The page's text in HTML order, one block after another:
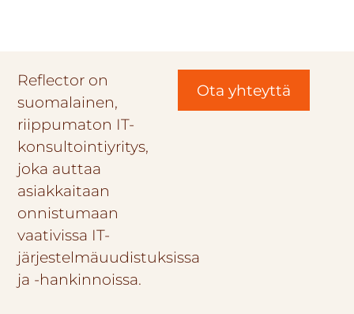
Reflector on
suomalainen,
riippumaton IT-
konsultointiyritys,
joka auttaa
asiakkaitaan
onnistumaan
vaativissa IT-
järjestelmäuudistuksissa
ja -hankinnoissa.
Ota yhteyttä